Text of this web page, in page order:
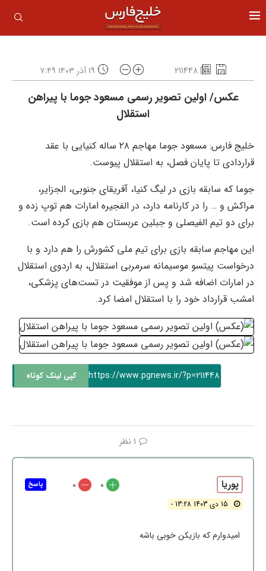
211448 ۱۹ آذر ۱۴۰۳ ۷:۴۹
عکس/ اولین تصویر رسمی مسعود جوما با پیراهن
استقلال
خلیج فارس: مسعود جوما مهاجم ۲۸ ساله کنیایی با عقد
قراردادی تا پایان فصل، به استقلال پیوست.
جوما که سابقه بازی در لیگ کنیا، آفریقای جنوبی، الجزایر،
مراکش و … را در کارنامه دارد، در الفجیره امارات هم توپ زده و
برای دو تیم الفیصلی و جبلین عربستان هم بازی کرده است.
این مهاجم سابقه بازی برای تیم ملی کشورش را هم دارد و با
درخواست پیتسو موسیمانه سرمربی استقلال، به اردوی استقلال
در امارات اضافه شد و پس از موفقیت در تست‌های پزشکی،
امشب قرارداد خود را با استقلال امضا کرد.
https://www.pgnews.ir/?p=211448 کپی لینک کوتاه
1 نظر
پوریا
15 دی 1403 13:28 -
0
0
امیدوارم که بازیکن خوبی باشه
پاسخ